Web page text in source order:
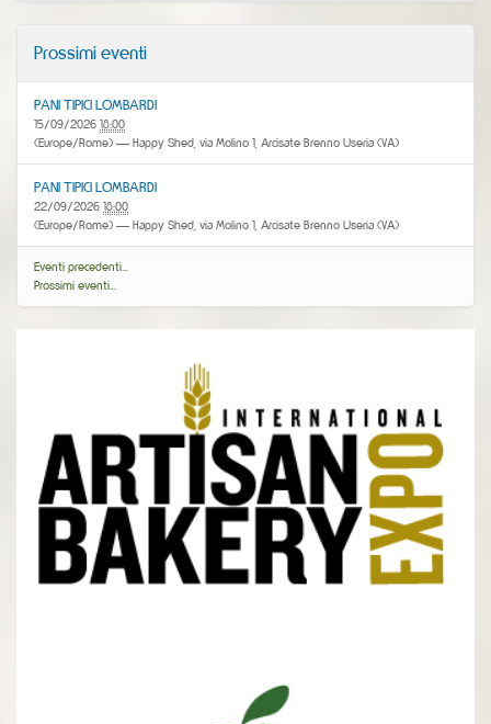
Prossimi eventi
PANI TIPICI LOMBARDI
15/09/2026 18:00
(Europe/Rome) — Happy Shed, via Molino 1, Arcisate Brenno Useria (VA)
PANI TIPICI LOMBARDI
22/09/2026 18:00
(Europe/Rome) — Happy Shed, via Molino 1, Arcisate Brenno Useria (VA)
Eventi precedenti…
Prossimi eventi…